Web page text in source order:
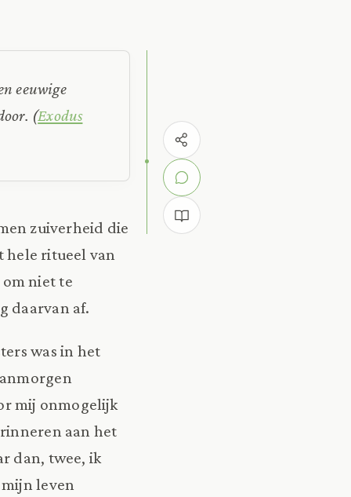
eeuwige
(Exodus
zuiverheid die
hele ritueel van
niet te
daarvan af.
was in het
mij onmogelijk
aan het
dan, twee, ik
leven